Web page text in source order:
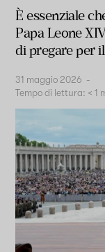
È essenziale
Papa Leone
di pregare per
31 maggio 2026 -
Tempo di lettura: < 1